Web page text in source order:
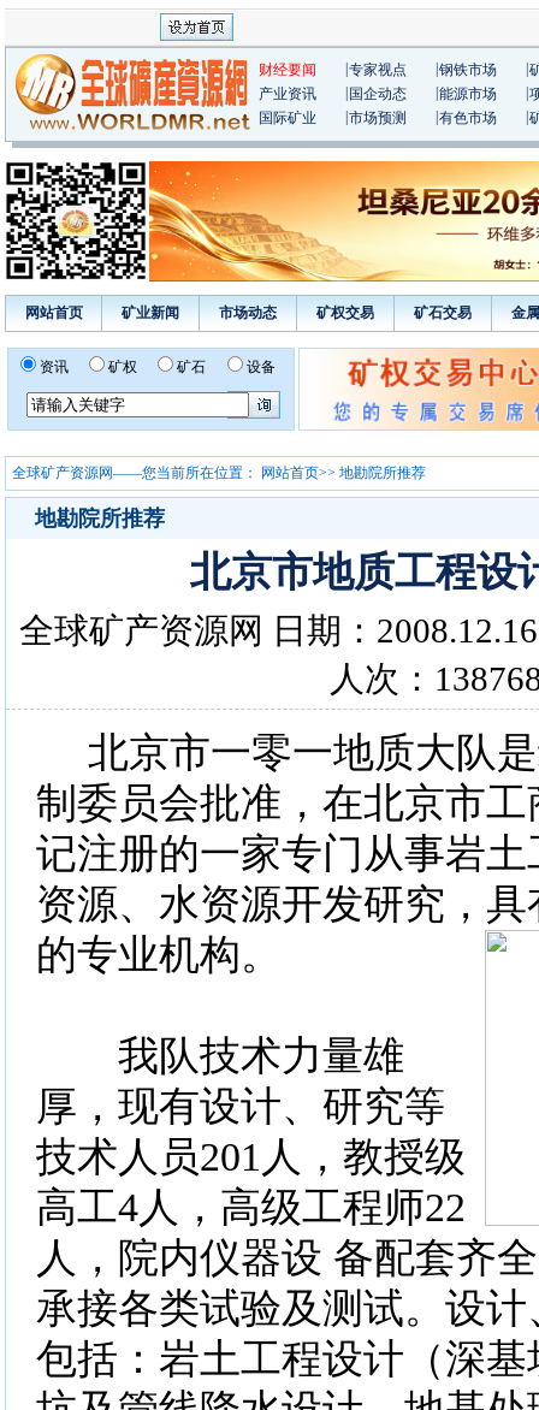
财经要闻 专家视点 钢铁市场
产业资讯
国企动态 能源市场
国际矿业
市场预测 有色市场
网站首页 矿业新闻 市场动态 矿权交易 矿石交易 金
资讯 矿权 矿石 设备
全球矿产资源网——您当前所在位置： 网站首页>> 地勘院所推荐
地勘院所推荐
北京市地质工程设
全球矿产资源网 日期：
人次：
北京市一零一地质大队
制委员会批准，在北京市
记注册的一家专门从事岩
资源、水资源开发研究，
的专业机构。
我队技术力量雄
厚，现有设计、研究等
技术人员201人，教授级
高工4人，高级工程师22
人，院内仪器设 备配套齐
承接各类试验及测试。设
包括：岩土工程设计（深